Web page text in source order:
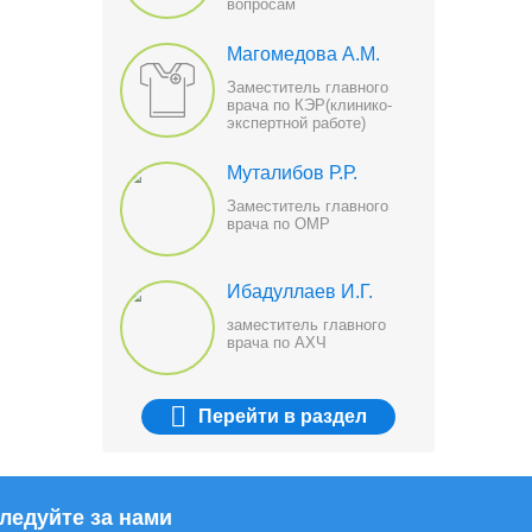
вопросам
Магомедова А.М.
Заместитель главного
врача по КЭР(клинико-
экспертной работе)
Муталибов Р.Р.
Заместитель главного
врача по ОМР
Ибадуллаев И.Г.
заместитель главного
врача по АХЧ
Перейти в раздел
за нами